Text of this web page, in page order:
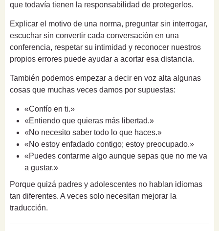
que todavía tienen la responsabilidad de protegerlos.
Explicar el motivo de una norma, preguntar sin interrogar,
escuchar sin convertir cada conversación en una
conferencia, respetar su intimidad y reconocer nuestros
propios errores puede ayudar a acortar esa distancia.
También podemos empezar a decir en voz alta algunas
cosas que muchas veces damos por supuestas:
«Confío en ti.»
«Entiendo que quieras más libertad.»
«No necesito saber todo lo que haces.»
«No estoy enfadado contigo; estoy preocupado.»
«Puedes contarme algo aunque sepas que no me va
a gustar.»
Porque quizá padres y adolescentes no hablan idiomas
tan diferentes. A veces solo necesitan mejorar la
traducción.